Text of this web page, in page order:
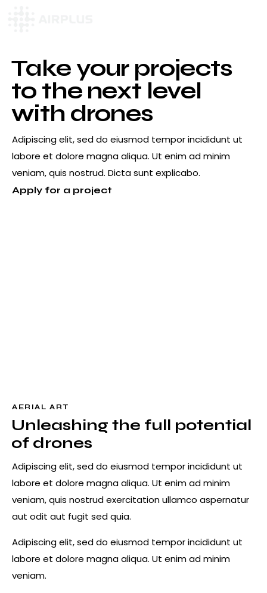
Take your projects
to the next level
with drones
Adipiscing elit, sed do eiusmod tempor incididunt ut
labore et dolore magna aliqua. Ut enim ad minim
veniam, quis nostrud. Dicta sunt explicabo.
Apply for a project
AERIAL ART
Unleashing the full potential
of drones
Adipiscing elit, sed do eiusmod tempor incididunt ut
labore et dolore magna aliqua. Ut enim ad minim
veniam, quis nostrud exercitation ullamco aspernatur
aut odit aut fugit sed quia.
Adipiscing elit, sed do eiusmod tempor incididunt ut
labore et dolore magna aliqua. Ut enim ad minim
veniam.